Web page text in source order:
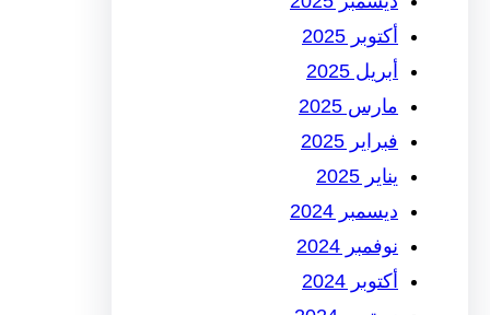
أكتوبر 2025
أبريل 2025
مارس 2025
فبراير 2025
يناير 2025
ديسمبر 2024
نوفمبر 2024
أكتوبر 2024